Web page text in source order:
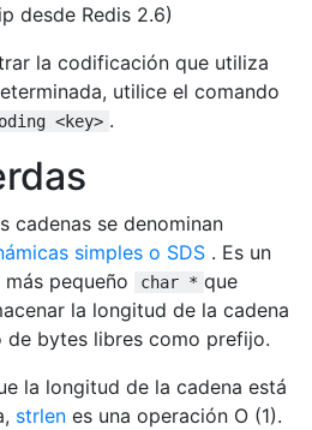
desde Redis 2.6)
la codificación que utiliza
utilice el comando
<key> .
cadenas se denominan
simples o SDS . Es un
pequeño
char * que
la longitud de la cadena
de bytes libres como prefijo.
la longitud de la cadena está
strlen es una operación O (1).